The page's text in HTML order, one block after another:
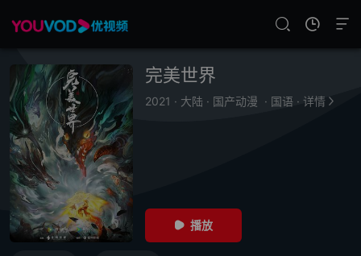
完美世界
2021 · 大陆 · 国产动漫 · 国语 · 详情
播放